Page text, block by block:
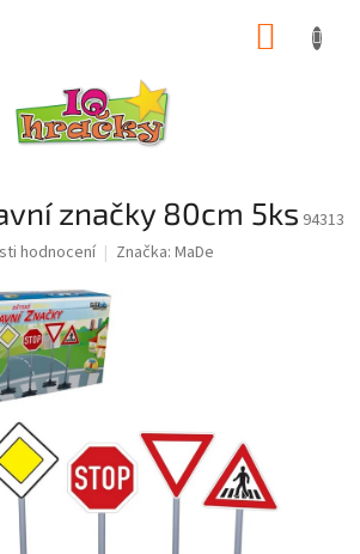
značky 80cm 5ks 94313
hodnocení Značka: MaDe